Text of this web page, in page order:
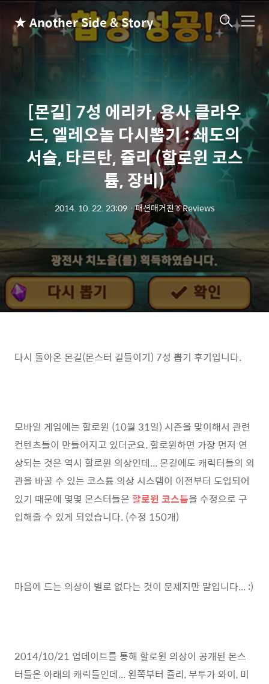
★ Another Side & Story 메
[몬길] 7성 에리카, 용사 클라우
드, 엘레오놀 다시뽑기 : 쇄도의
서슬, 타르탄, 쥴리 (할로윈 코스
튬, 장비)
2014. 10. 22. 23:09ㆍ패션매거진👔Reviews
다시 돌아온 몬길(몬스터 길들이기) 7성 뽑기 후기입니다.
모바일 게임에는 할로윈 (10월 31일) 시즌을 맞이해서 관련
컨텐츠들이 만들어지고 있더군요. 할로윈하면 가장 먼저 연
상되는 것은 역시 할로윈 의상인데... 몬길에도 캐릭터들의 외
관을 바꿀 수 있는 코스튬 의상 시스템이 이전부터 도입되어
있기 때문에 몇몇 몬스터들은 할로윈 코스튬을 수정으로 구
입해줄 수 있게 되었습니다. (수정 150개)
마음에 드는 의상이 별로 없다는 것이 문제지만 말입니다... :)
2014/10/21 업데이트를 통해 할로윈 의상이 공개된 몬스
터들은 아래의 캐릭들인데... 왼쪽부터 쥴리, 무투가 와이, 미